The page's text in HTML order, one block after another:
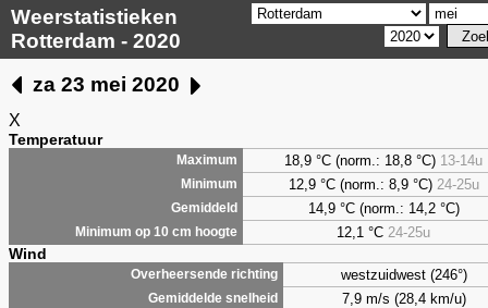
Weerstatistieken
Rotterdam - 2020
za 23 mei 2020
X
Temperatuur
Maximum 18,9 °C (norm.: 18,8 °C) 13-14u
Minimum 12,9 °C (norm.: 8,9 °C) 24-25u
Gemiddeld 14,9 °C (norm.: 14,2 °C)
Minimum op 10 cm hoogte 12,1 °C 24-25u
Wind
Overheersende richting westzuidwest (246°)
Gemiddelde snelheid 7,9 m/s (28,4 km/u)